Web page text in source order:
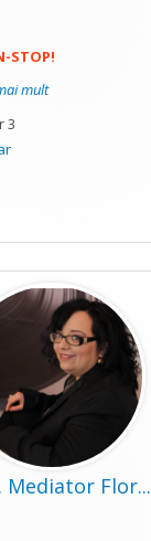
STOP!
mult
3
Mediator Flor...